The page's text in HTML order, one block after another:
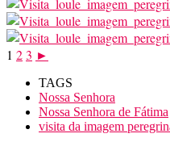
1 23 ►
TAGS
Nossa Senhora
Nossa Senhora de Fátima
visita da imagem